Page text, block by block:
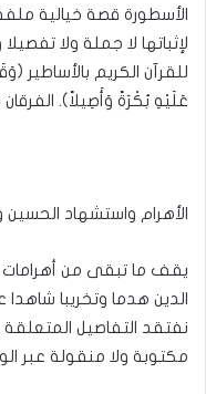
الأسطورة قصة خيالية
لإثباتها لا جملة ولا
للقرآن الكريم بالأساطير
عَلَيْهِ بُكْرَةً وَأَصِيلاً). الفرقان 5.
الأهرام واستشهاد الحسين
يقف ما تبقى من أهرامات
الدين هدما وتخريبا شاهدا
نفتقد التفاصيل المتعلقة
مكتوبة ولا منقولة عبر